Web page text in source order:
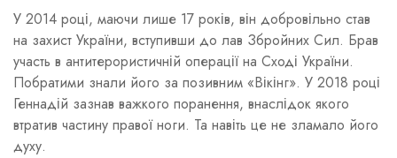
У 2014 році, маючи лише 17 років, він добровільно став
на захист України, вступивши до лав Збройних Сил. Брав
участь в антитерористичній операції на Сході України.
Побратими знали його за позивним «Вікінг». У 2018 році
Геннадій зазнав важкого поранення, внаслідок якого
втратив частину правої ноги. Та навіть це не зламало його
духу.